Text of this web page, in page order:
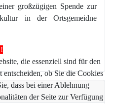
großzügigen Spende zur
in der Ortsgemeidne
die essenziell sind für den
entscheiden, ob Sie die Cookies
dass bei einer Ablehnung
der Seite zur Verfügung